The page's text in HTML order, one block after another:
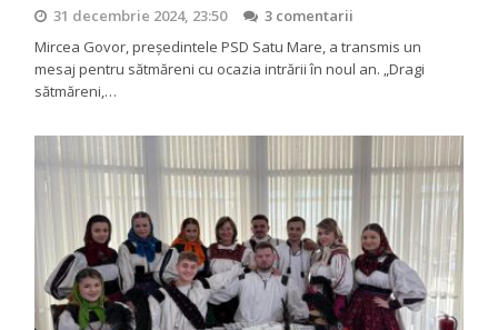
31 decembrie 2024, 23:50
3 comentarii
Mircea Govor, președintele PSD Satu Mare, a transmis un
mesaj pentru sătmăreni cu ocazia intrării în noul an. „Dragi
sătmăreni,…